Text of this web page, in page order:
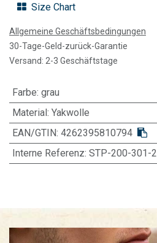
Size Chart
Allgemeine Geschäftsbedingungen
30-Tage-Geld-zurück-Garantie
Versand: 2-3 Geschäftstage
Farbe: grau
Material: Yakwolle
EAN/GTIN: 4262395810794
Interne Referenz: STP-200-301-